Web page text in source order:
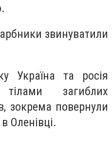
звинуватили
Україна та росія
загиблих
зокрема повернули
в Оленівці.